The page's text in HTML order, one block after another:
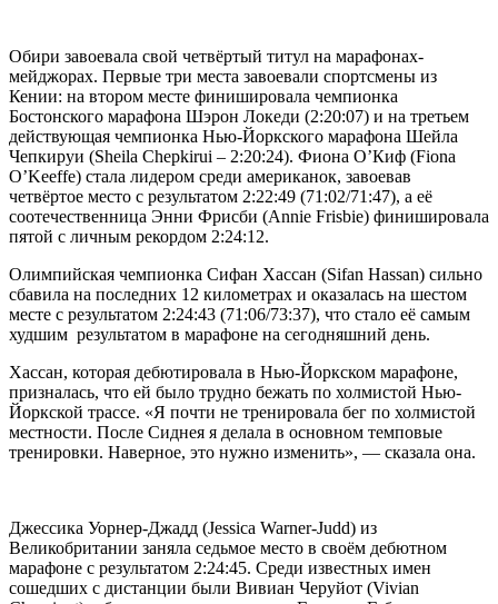
Обири завоевала свой четвёртый титул на марафонах-
мейджорах. Первые три места завоевали спортсмены из
Кении: на втором месте финишировала чемпионка
Бостонского марафона Шэрон Локеди (2:20:07) и на третьем
действующая чемпионка Нью-Йоркского марафона Шейла
Чепкируи (Sheila Chepkirui – 2:20:24). Фиона О’Киф (Fiona
O’Keeffe) стала лидером среди американок, завоевав
четвёртое место с результатом 2:22:49 (71:02/71:47), а её
соотечественница Энни Фрисби (Annie Frisbie) финишировала
пятой с личным рекордом 2:24:12.
Олимпийская чемпионка Сифан Хассан (Sifan Hassan) сильно
сбавила на последних 12 километрах и оказалась на шестом
месте с результатом 2:24:43 (71:06/73:37), что стало её самым
худшим результатом в марафоне на сегодняшний день.
Хассан, которая дебютировала в Нью-Йоркском марафоне,
призналась, что ей было трудно бежать по холмистой Нью-
Йоркской трассе. «Я почти не тренировала бег по холмистой
местности. После Сиднея я делала в основном темповые
тренировки. Наверное, это нужно изменить», — сказала она.
Джессика Уорнер-Джадд (Jessica Warner-Judd) из
Великобритании заняла седьмое место в своём дебютном
марафоне с результатом 2:24:45. Среди известных имен
сошедших с дистанции были Вивиан Черуйот (Vivian